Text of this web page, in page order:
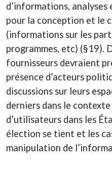
d’informations,
pour la conception et le
(informations sur les
programmes, etc) (§19).
fournisseurs devraient
présence d’acteurs
discussions sur leurs
derniers dans le
d’utilisateurs dans les
élection se tient et les
manipulation de